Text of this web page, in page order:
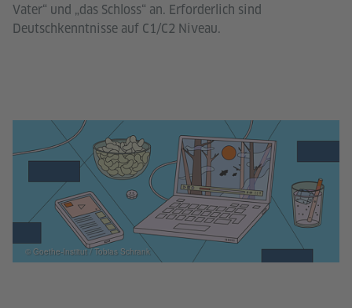
Vater“ und „das Schloss“ an. Erforderlich sind
Deutschkenntnisse auf C1/C2 Niveau.
© Goethe-Institut / Tobias Schrank